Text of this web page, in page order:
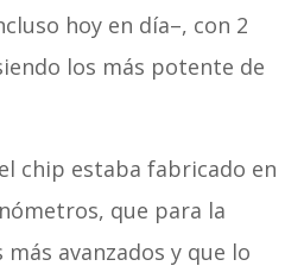
hoy en día–, con 2
los más potente de
chip estaba fabricado en
que para la
avanzados y que lo